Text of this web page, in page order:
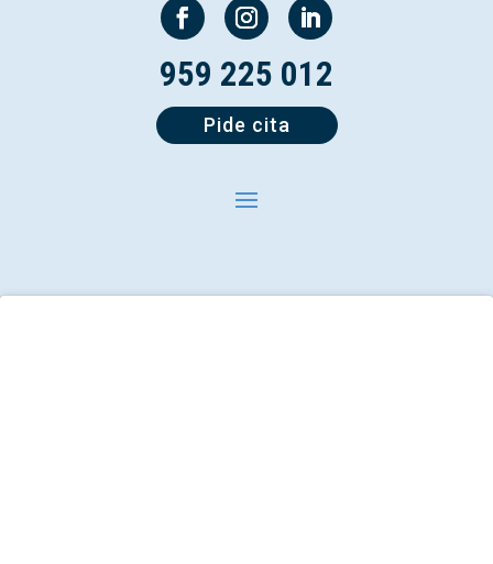
959 225 012
Pide cita